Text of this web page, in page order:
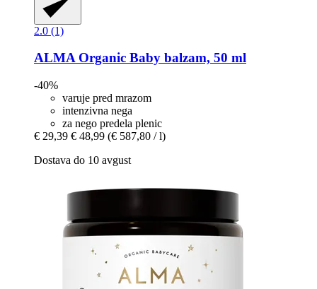
2.0 (1)
ALMAOrganic Baby balzam, 50 ml
-40%
varuje pred mrazom
intenzivna nega
za nego predela plenic
€ 29,39 € 48,99 (€ 587,80 / l)
Dostava do 10 avgust